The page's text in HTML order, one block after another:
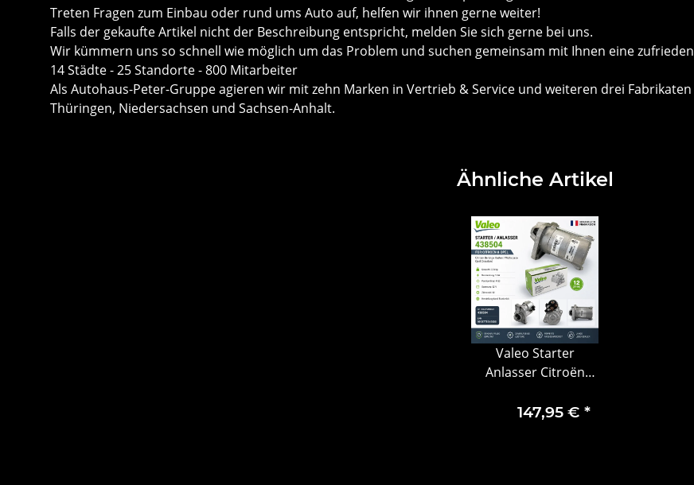
Treten Fragen zum Einbau oder rund ums Auto auf, helfen wir ihnen gerne weiter!
Falls der gekaufte Artikel nicht der Beschreibung entspricht, melden Sie sich gerne bei uns.
Wir kümmern uns so schnell wie möglich um das Problem und suchen gemeinsam mit Ihnen eine
14 Städte - 25 Standorte - 800 Mitarbeiter
Als Autohaus-Peter-Gruppe agieren wir mit zehn Marken in Vertrieb & Service und weiteren drei
Thüringen, Niedersachsen und Sachsen-Anhalt.
Ähnliche Artikel
Valeo Starter
Anlasser Citroën
Multispace Opel
147,95 € *